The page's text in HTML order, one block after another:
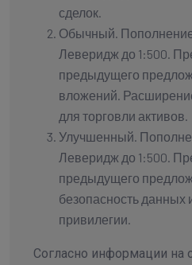
сделок.
Обычный. Пополнение
Леверидж до 1:500.
предыдущего
вложений.
для торговли активов.
Улучшенный.
Леверидж до 1:500.
предыдущего
безопасность
привилегии.
Согласно информации на